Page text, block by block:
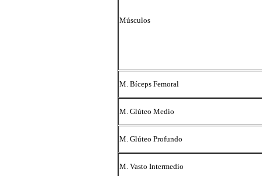
Músculos
M. Bíceps Femoral
M. Glúteo Medio
M. Glúteo Profundo
M. Vasto Intermedio